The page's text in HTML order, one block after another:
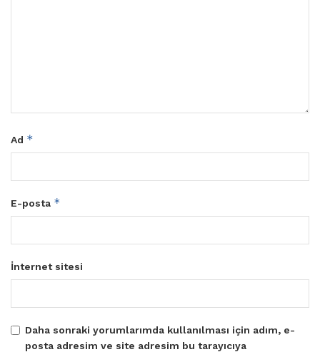
Ad *
E-posta *
İnternet sitesi
Daha sonraki yorumlarımda kullanılması için adım, e-
posta adresim ve site adresim bu tarayıcıya